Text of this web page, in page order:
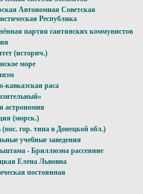
Автономная Советская
Республика
партия гаитянских коммунистов
(историч.)
море
кавказская раса
астрономия
(морск.)
гор. типа в Донецкой обл.)
учебные заведения
- Бриллюэна рассеяние
Елена Львовна
постоянная